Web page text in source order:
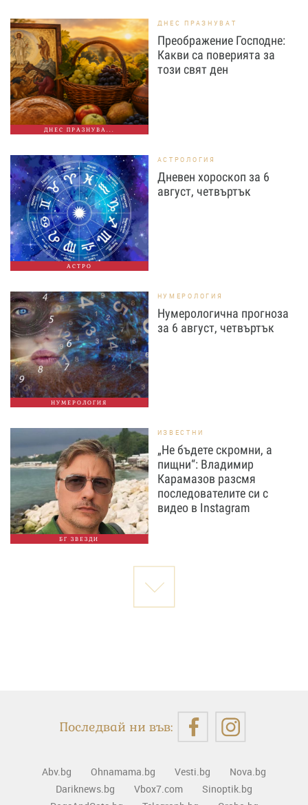
ДНЕС ПРАЗНУВА...
ДНЕС ПРАЗНУВАТ
Преображение Господне:
Какви са поверията за
този свят ден
АСТРО
АСТРОЛОГИЯ
Дневен хороскоп за 6
август, четвъртък
НУМЕРОЛОГИЯ
НУМЕРОЛОГИЯ
Нумерологична прогноза
за 6 август, четвъртък
БГ ЗВЕЗДИ
ИЗВЕСТНИ
„Не бъдете скромни, а
пищни“: Владимир
Карамазов разсмя
последователите си с
видео в Instagram
Последвай ни във:
Abv.bg Ohnamama.bg Vesti.bg
Nova.bg
Dariknews.bg
Vbox7.com
Sinoptik.bg